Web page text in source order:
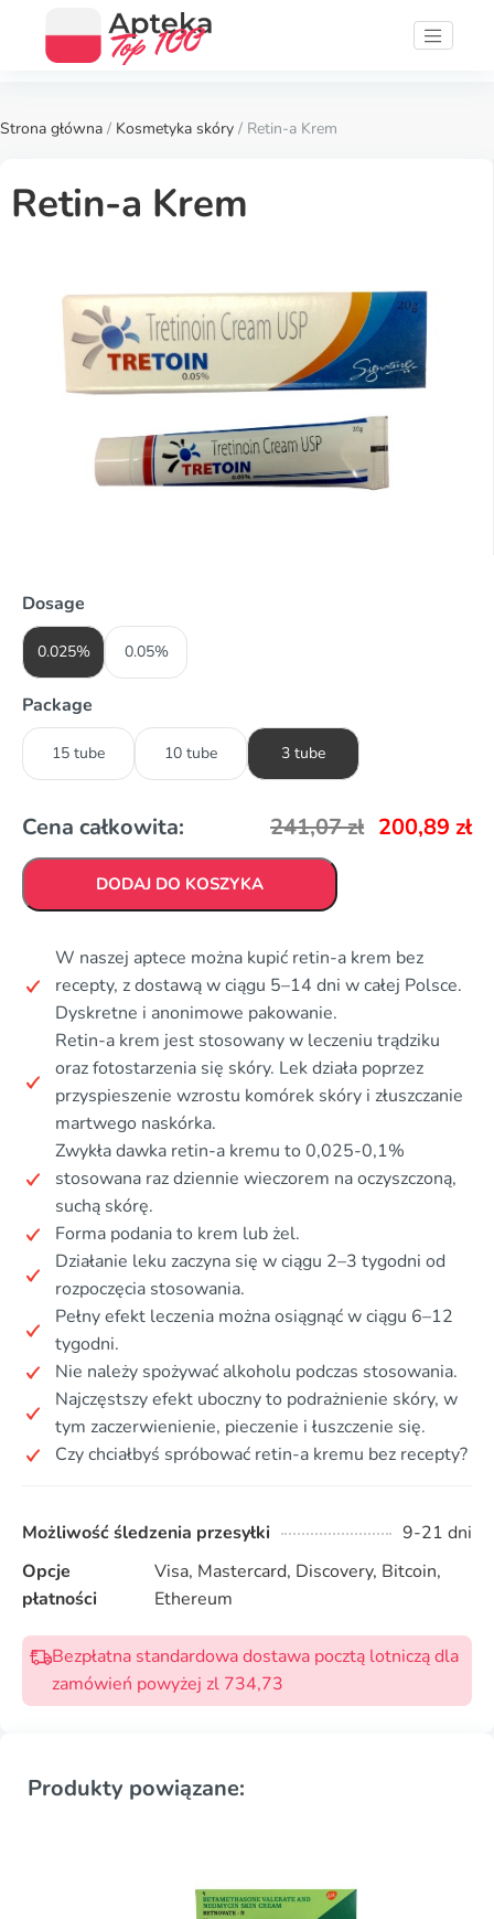
Strona główna / Kosmetyka skóry / Retin-a Krem
Retin-a Krem
Dosage
0.025% 0.05%
Package
15 tube 10 tube 3 tube
Cena całkowita: 241,07zł 200,89 zł
DODAJ DO KOSZYKA
W naszej aptece można kupić retin-a krem bez
recepty, z dostawą w ciągu 5–14 dni w całej Polsce.
Dyskretne i anonimowe pakowanie.
Retin-a krem jest stosowany w leczeniu trądziku
oraz fotostarzenia się skóry. Lek działa poprzez
przyspieszenie wzrostu komórek skóry i złuszczanie
martwego naskórka.
Zwykła dawka retin-a kremu to 0,025-0,1%
stosowana raz dziennie wieczorem na oczyszczoną,
suchą skórę.
Forma podania to krem lub żel.
Działanie leku zaczyna się w ciągu 2–3 tygodni od
rozpoczęcia stosowania.
Pełny efekt leczenia można osiągnąć w ciągu 6–12
tygodni.
Nie należy spożywać alkoholu podczas stosowania.
Najczęstszy efekt uboczny to podrażnienie skóry, w
tym zaczerwienienie, pieczenie i łuszczenie się.
Czy chciałbyś spróbować retin-a kremu bez recepty?
Możliwość śledzenia przesyłki
9-21 dni
Opcje
płatności
Visa, Mastercard, Discovery, Bitcoin,
Ethereum
Bezpłatna standardowa dostawa pocztą lotniczą dla
zamówień powyżej zl 734,73
Produkty powiązane: